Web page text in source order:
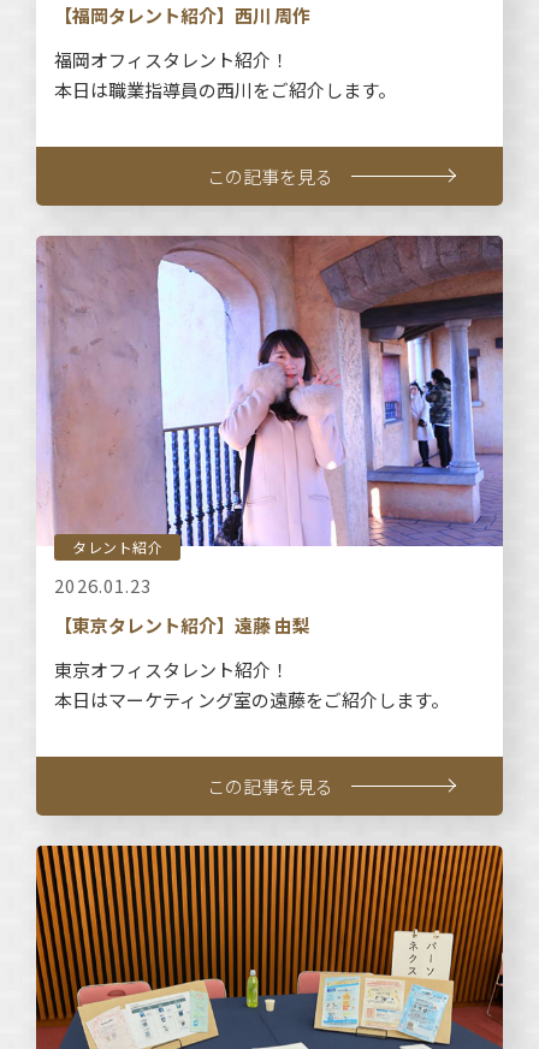
【福岡タレント紹介】西川 周作
福岡オフィスタレント紹介！
本日は職業指導員の西川をご紹介します。
この記事を見る
タレント紹介
2026.01.23
【東京タレント紹介】遠藤 由梨
東京オフィスタレント紹介！
本日はマーケティング室の遠藤をご紹介します。
この記事を見る